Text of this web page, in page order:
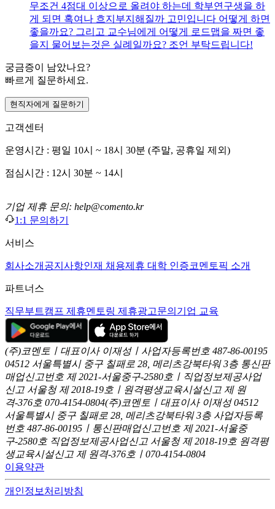
무조건 4점대 이상으로 올려야 하는데 학부연구생을 하
게 되면 혹여나 흐지부지해질까 고민입니다 어떻게 하면
좋을까요? 그리고 교수님에게 어떻게 로드맵을 짜면 좋
을지 물어보는것은 실례일까요? 조언 부탁드립니다!
궁금증이 남았나요?
빠르게 질문하세요.
현직자에게 질문하기
고객센터
운영시간 : 평일 10시 ~ 18시 30분 (주말, 공휴일 제외)
점심시간 : 12시 30분 ~ 14시
기업 제휴 문의: help@comento.kr
1:1 문의하기
서비스
회사소개 공지사항인재 채용제휴 대학 인증코멘토픽 소개
파트너스
직무부트캠프 제휴멘토링 제휴광고문의 기업 교육
(주)코멘토ㅣ대표이사 이재성ㅣ사업자등록번호 487-86-00195
04512 서울특별시 중구 칠패로 28, 메리츠강북타워 3층 통신판
매업신고번호 제 2021-서울중구-2580호ㅣ직업정보제공사업
신고 서울청 제 2018-19호ㅣ원격평생교육시설신고 제 원
격-376호 070-4154-0804(주)코멘토ㅣ대표이사 이재성 04512
서울특별시 중구 칠패로 28, 메리츠강북타워 3층 사업자등록
번호 487-86-00195ㅣ통신판매업신고번호 제 2021-서울중
구-2580호 직업정보제공사업신고 서울청 제 2018-19호 원격평
생교육시설신고 제 원격-376호ㅣ070-4154-0804
이용약관
개인정보처리방침